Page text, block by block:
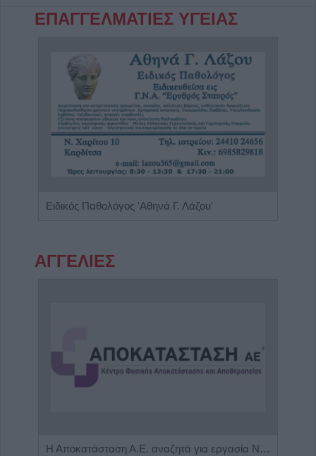
ΕΠΑΓΓΕΛΜΑΤΙΕΣ ΥΓΕΙΑΣ
Ειδικός Παθολόγος 'Αθηνά Γ. Λάζου'
ΑΓΓΕΛΙΕΣ
Η Αποκατάσταση Α.Ε. αναζητά για εργασία Νοσηλευτές και Βοηθούς Νοσηλευτές